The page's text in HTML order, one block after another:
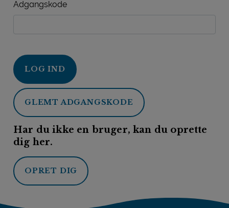
Adgangskode
LOG IND
GLEMT ADGANGSKODE
Har du ikke en bruger, kan du oprette
dig her.
OPRET DIG